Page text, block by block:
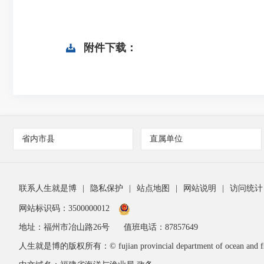
附件下载：
省内市县 直属单位
联系人生就是博 隐私保护 站点地图 网站说明 访问统计
网站标识码：3500000012
地址：福州市冶山路26号 值班电话：87857649
人生就是博的版权所有：© fujian provincial department of ocean and